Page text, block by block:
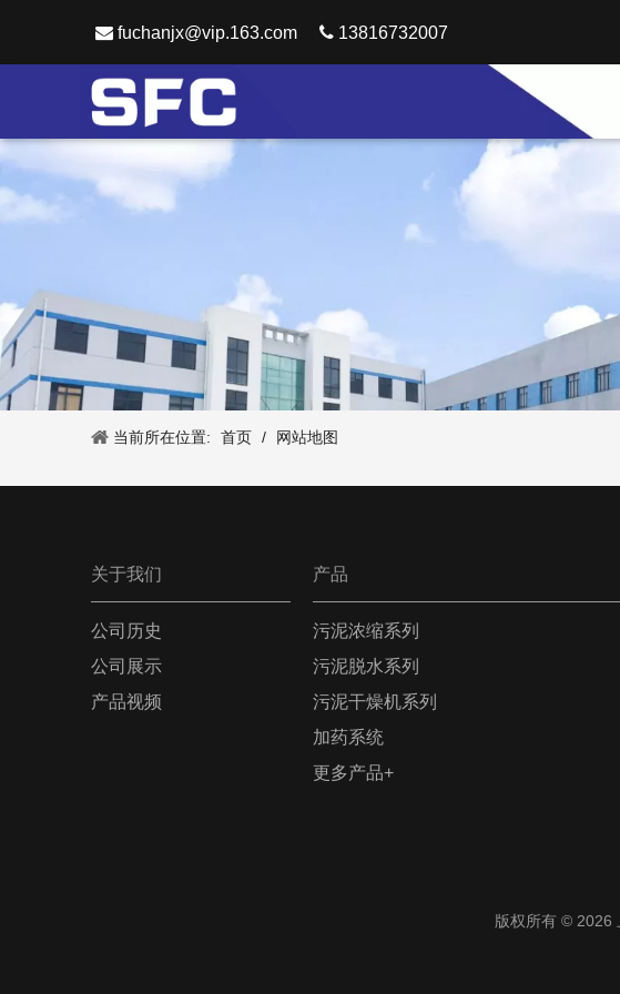
 fuchanjx@vip.163.com  13816732007
当前所在位置: 首页 / 网站地图
关于我们
公司历史
公司展示
产品视频
产品
污泥浓缩系列
污泥脱水系列
污泥干燥机系列
加药系统
更多产品+
版权所有 © 2026